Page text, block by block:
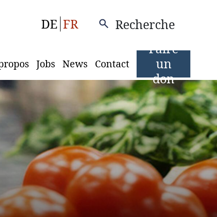
DE FR Recherche
Jobs News Contact
Faire
un
don
Image